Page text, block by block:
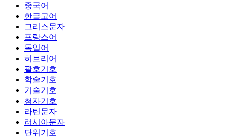
중국어
한글고어
그리스문자
프랑스어
독일어
히브리어
괄호기호
학술기호
기술기호
첨자기호
라틴문자
러시아문자
단위기호